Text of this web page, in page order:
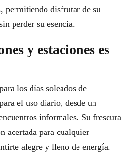
permitiendo disfrutar de su
perder su esencia.
y estaciones es
los días soleados de
el uso diario, desde un
informales. Su frescura
acertada para cualquier
alegre y lleno de energía.